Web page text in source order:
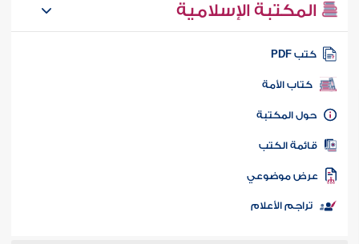
المكتبة الإسلامية
كتب PDF
كتاب الأمة
المكتبة
الكتب
موضوعي